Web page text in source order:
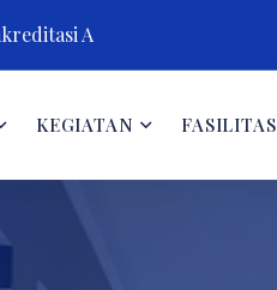
A
KEGIATAN FASILITAS